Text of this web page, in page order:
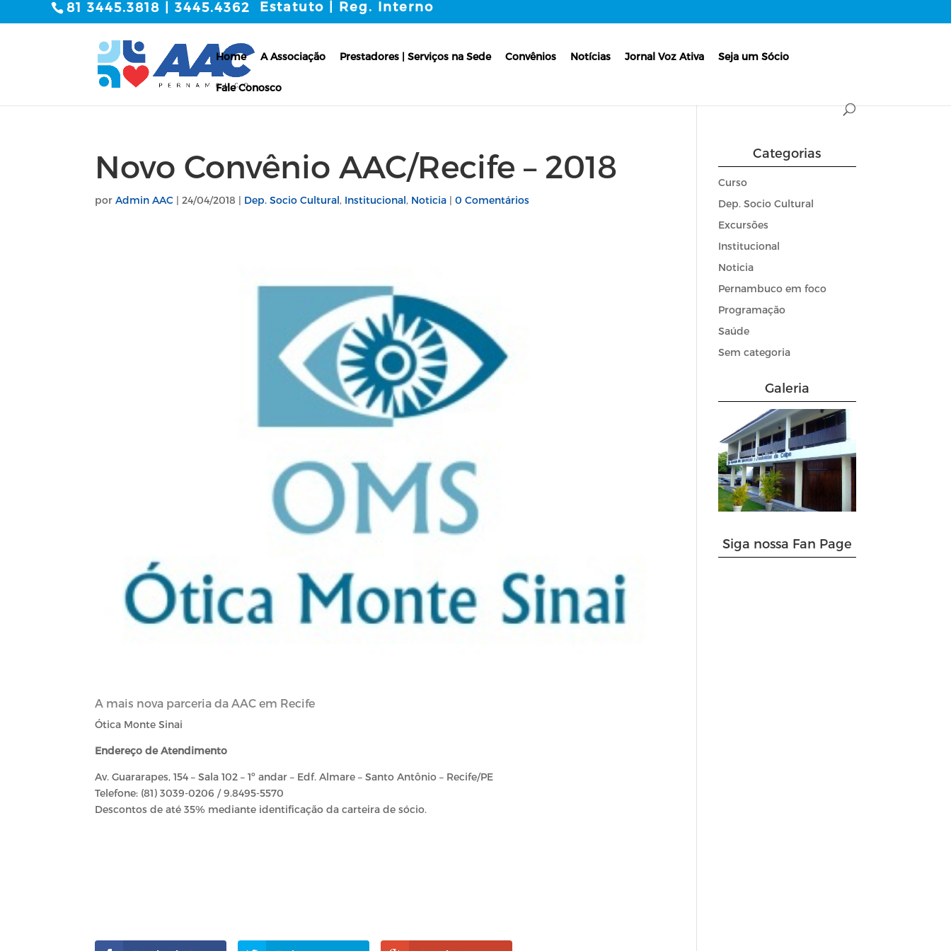
81 3445.3818 | 3445.4362 Estatuto | Reg. Interno
Home A Associação Prestadores | Serviços na Sede Convênios Notícias Jornal Voz Ativa Seja um Sócio
Fale Conosco
Novo Convênio AAC/Recife – 2018
porAdmin AAC |24/04/2018 | Dep. Socio Cultural, Institucional, Noticia |0 Comentários
A mais nova parceria da AAC em Recife
Ótica Monte Sinai
Endereço de Atendimento
Av. Guararapes, 154 – Sala 102 – 1º andar – Edf. Almare – Santo Antônio – Recife/PE
Telefone: (81) 3039-0206 / 9.8495-5570
Descontos de até 35% mediante identificação da carteira de sócio.
Categorias
Curso
Dep. Socio Cultural
Excursões
Institucional
Noticia
Pernambuco em foco
Programação
Saúde
Sem categoria
Galeria
Siga nossa Fan Page